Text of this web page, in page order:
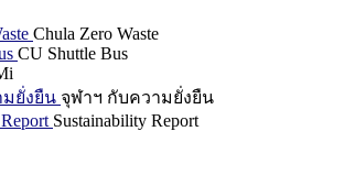
Chula Zero Waste
CU Shuttle Bus
ยั่งยืน จุฬาฯ กับความยั่งยืน
Sustainability Report